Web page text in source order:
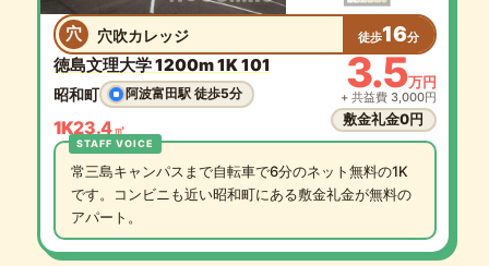
穴 穴吹カレッジ 徒歩16分
徳島文理大学 1200m 1K 101
昭和町 阿波富田駅 徒歩5分
1K23.4㎡
3.5万円
+ 共益費 3,000円
敷金礼金0円
常三島キャンパスまで自転車で6分のネット無料の1K
です。コンビニも近い昭和町にある敷金礼金が無料の
アパート。